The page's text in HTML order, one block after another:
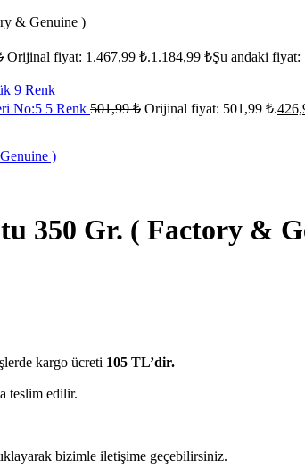
& Genuine )
Orijinal fiyat: 1.467,99 ₺.1.184,99 ₺Şu andaki fiyat:
No:5 5 Renk 501,99₺ Orijinal fiyat: 501,99 ₺.
350 Gr. ( Factory &
kargo ücreti 105 TL’dir.
teslim edilir.
bizimle iletişime geçebilirsiniz.